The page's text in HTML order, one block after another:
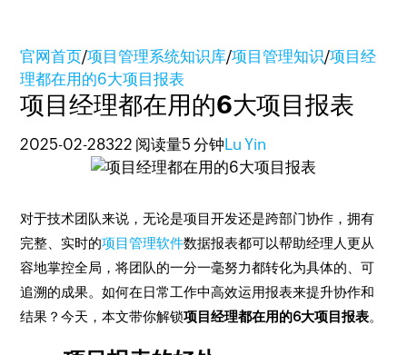
官网首页/项目管理系统知识库/项目管理知识/项目经
理都在用的6大项目报表
项目经理都在用的6大项目报表
2025-02-28322 阅读量5 分钟 Lu Yin
对于技术团队来说，无论是项目开发还是跨部门协作，拥有
完整、实时的项目管理软件数据报表都可以帮助经理人更从
容地掌控全局，将团队的一分一毫努力都转化为具体的、可
追溯的成果。如何在日常工作中高效运用报表来提升协作和
结果？今天，本文带你解锁项目经理都在用的6大项目报表。